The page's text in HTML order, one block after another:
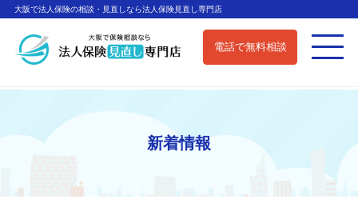
大阪で法人保険の相談・見直しなら法人保険見直し専門店
電話で無料相談
新着情報